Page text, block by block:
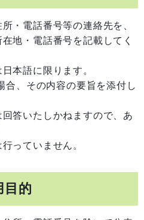
・電話番号等の連絡先を、
地・電話番号を記載してく
本語に限ります。
合、その内容の要旨を添付し
答いたしかねますので、あ
っていません。
目的